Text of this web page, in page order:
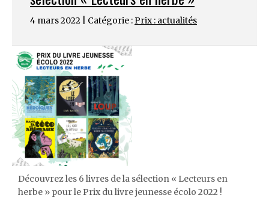
4 mars 2022 | Catégorie :Prix : actualités
Découvrez les 6 livres de la sélection « Lecteurs en
herbe » pour le Prix du livre jeunesse écolo 2022 !